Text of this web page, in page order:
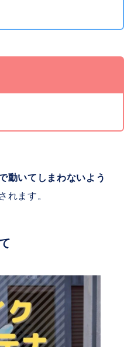
動いてしまわないよう
されます。